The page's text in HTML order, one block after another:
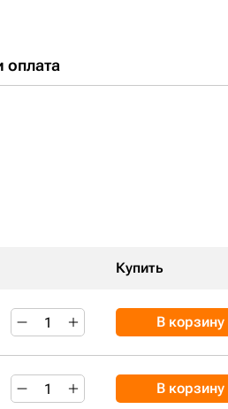
оплата
Купить
В корзину
В корзину